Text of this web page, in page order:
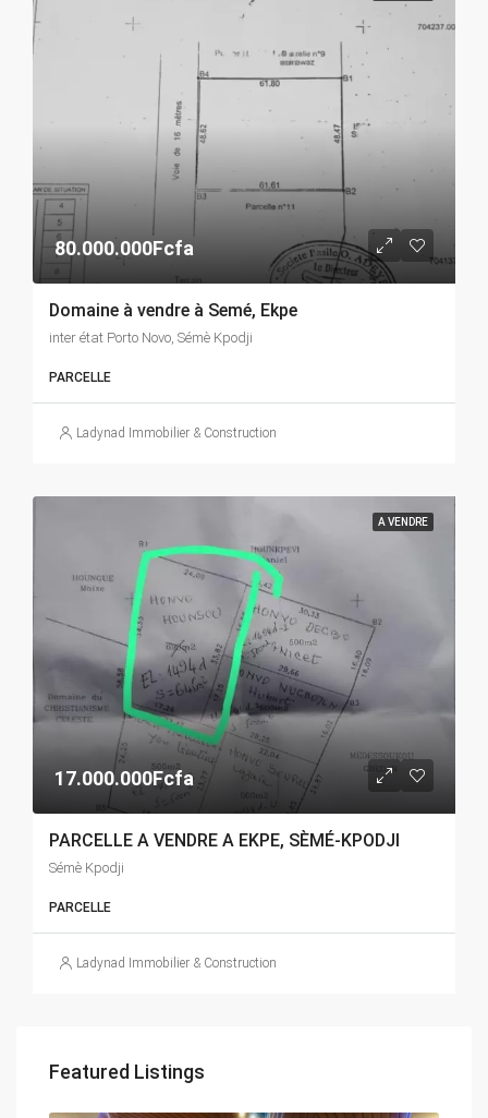
80.000.000Fcfa
Domaine à vendre à Semé, Ekpe
inter état Porto Novo, Sémè Kpodji
PARCELLE
Ladynad Immobilier & Construction
A VENDRE
17.000.000Fcfa
PARCELLE A VENDRE A EKPE, SÈMÉ-KPODJI
Sémè Kpodji
PARCELLE
Ladynad Immobilier & Construction
Featured Listings